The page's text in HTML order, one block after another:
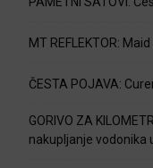
MT REFLEKTOR:
ČESTA POJAVA:
GORIVO ZA
nakupljanje vodonika